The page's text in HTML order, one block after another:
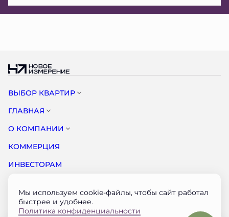
ВЫБОР КВАРТИР
ГЛАВНАЯ
О КОМПАНИИ
КОММЕРЦИЯ
ИНВЕСТОРАМ
КОНТАКТЫ
Мы используем cookie-файлы, чтобы сайт работал
быстрее и удобнее.
Политика конфиденциальности